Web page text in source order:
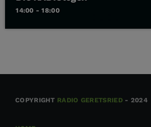
14:00 - 18:00
COPYRIGHT RADIO GERETSRIED- 2024